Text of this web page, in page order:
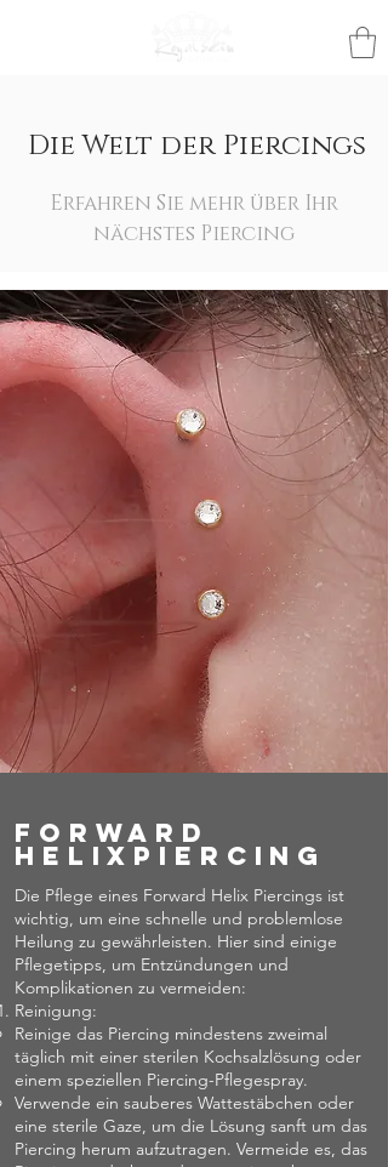
Die Welt der Piercings
Erfahren Sie mehr über Ihr
nächstes Piercing
Forward
Helixpiercing
Die Pflege eines Forward Helix Piercings ist
wichtig, um eine schnelle und problemlose
Heilung zu gewährleisten. Hier sind einige
Pflegetipps, um Entzündungen und
Komplikationen zu vermeiden:
Reinigung:
Reinige das Piercing mindestens zweimal
täglich mit einer sterilen Kochsalzlösung oder
einem speziellen Piercing-Pflegespray.
Verwende ein sauberes Wattestäbchen oder
eine sterile Gaze, um die Lösung sanft um das
Piercing herum aufzutragen. Vermeide es, das